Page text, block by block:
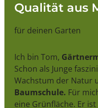
Qualität aus
für deinen Garten
Ich bin Tom,
Schon als Junge
Wachstum der Natur
Baumschule. Für
eine Grünfläche. Er